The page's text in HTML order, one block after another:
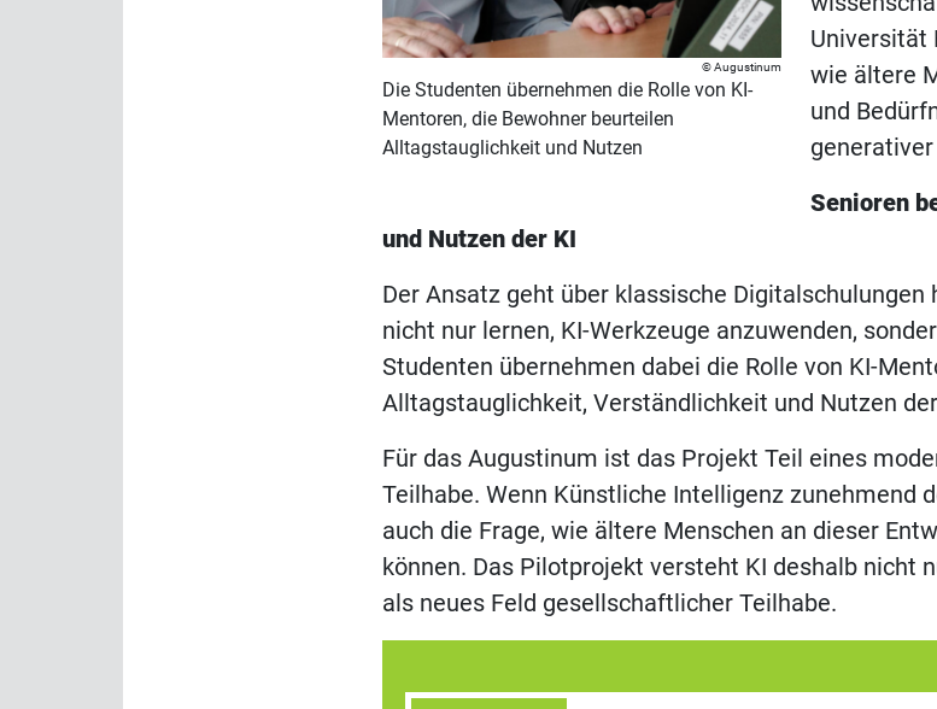
Augustinum
Die Studenten übernehmen die Rolle von KI-
Mentoren, die Bewohner beurteilen
Alltagstauglichkeit und Nutzen
Universität
wie ältere
und
Senioren
und Nutzen der KI
Der Ansatz geht über klassische Digitalschulungen
nicht nur lernen, KI-Werkzeuge anzuwenden,
Studenten übernehmen dabei die Rolle von KI-
Alltagstauglichkeit, Verständlichkeit und Nutzen
Für das Augustinum ist das Projekt Teil eines
Teilhabe. Wenn Künstliche Intelligenz zunehmend
auch die Frage, wie ältere Menschen an dieser
können. Das Pilotprojekt versteht KI deshalb nicht
als neues Feld gesellschaftlicher Teilhabe.